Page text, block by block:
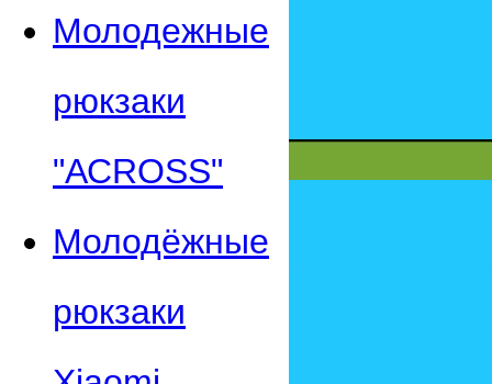
Молодежные
рюкзаки
"АСROSS"
Молодёжные
рюкзаки